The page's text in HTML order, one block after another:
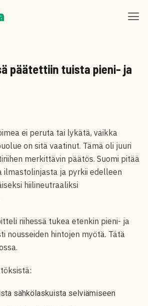
päätettiin tuista pieni- ja
ei peruta tai lykätä, vaikka
on sitä vaatinut. Tämä oli juuri
merkittävin päätös. Suomi pitää
ilmastolinjasta ja pyrkii edelleen
hiilineutraaliksi
riihessä tukea etenkin pieni- ja
nousseiden hintojen myötä. Tätä
sähkölaskuista selviämiseen